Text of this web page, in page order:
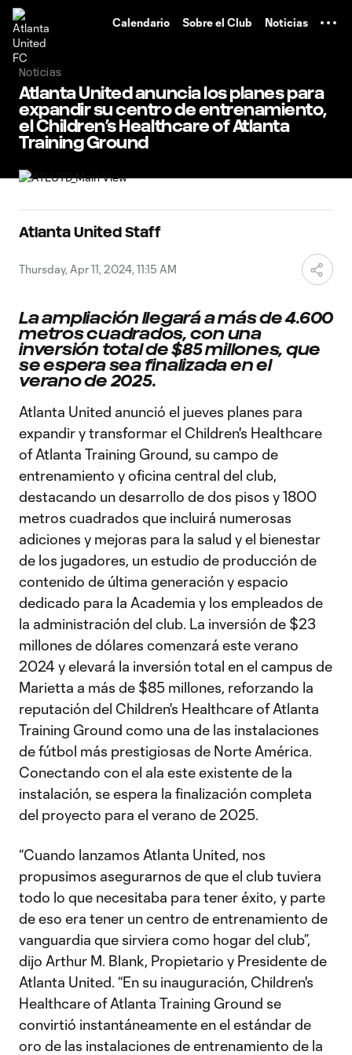
Calendario Sobre el Club Noticias
Noticias
Atlanta United anuncia los planes para
expandir su centro de entrenamiento,
el Children’s Healthcare of Atlanta
Training Ground
Atlanta United Staff
Thursday, Apr 11, 2024, 11:15 AM
La ampliación llegará a más de 4.600
metros cuadrados, con una
inversión total de $85 millones, que
se espera sea finalizada en el
verano de 2025.
Atlanta United anunció el jueves planes para
expandir y transformar el Children's Healthcare
of Atlanta Training Ground, su campo de
entrenamiento y oficina central del club,
destacando un desarrollo de dos pisos y 1800
metros cuadrados que incluirá numerosas
adiciones y mejoras para la salud y el bienestar
de los jugadores, un estudio de producción de
contenido de última generación y espacio
dedicado para la Academia y los empleados de
la administración del club. La inversión de $23
millones de dólares comenzará este verano
2024 y elevará la inversión total en el campus de
Marietta a más de $85 millones, reforzando la
reputación del Children's Healthcare of Atlanta
Training Ground como una de las instalaciones
de fútbol más prestigiosas de Norte América.
Conectando con el ala este existente de la
instalación, se espera la finalización completa
del proyecto para el verano de 2025.
“Cuando lanzamos Atlanta United, nos
propusimos asegurarnos de que el club tuviera
todo lo que necesitaba para tener éxito, y parte
de eso era tener un centro de entrenamiento de
vanguardia que sirviera como hogar del club”,
dijo Arthur M. Blank, Propietario y Presidente de
Atlanta United. “En su inauguración, Children's
Healthcare of Atlanta Training Ground se
convirtió instantáneamente en el estándar de
oro de las instalaciones de entrenamiento de la